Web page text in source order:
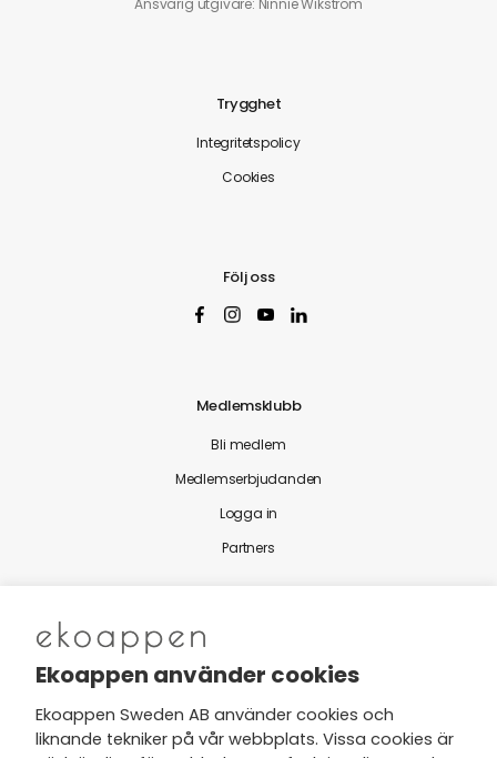
Ansvarig utgivare: Ninnie Wikström
Trygghet
Integritetspolicy
Cookies
Följ oss
Medlemsklubb
Bli medlem
Medlemserbjudanden
Logga in
Partners
Nytt från Ekoappen
Jag har tagit del av Ekoappens
Ekoappen använder cookies
Ekoappen Sweden AB använder cookies och
liknande tekniker på vår webbplats. Vissa cookies är